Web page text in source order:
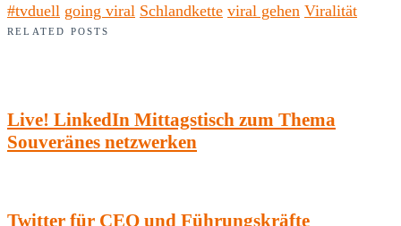
#tvduell going viral Schlandkette viral gehen Viralität
RELATED POSTS
Live! LinkedIn Mittagstisch zum Thema
Souveränes netzwerken
Twitter für CEO und Führungskräfte